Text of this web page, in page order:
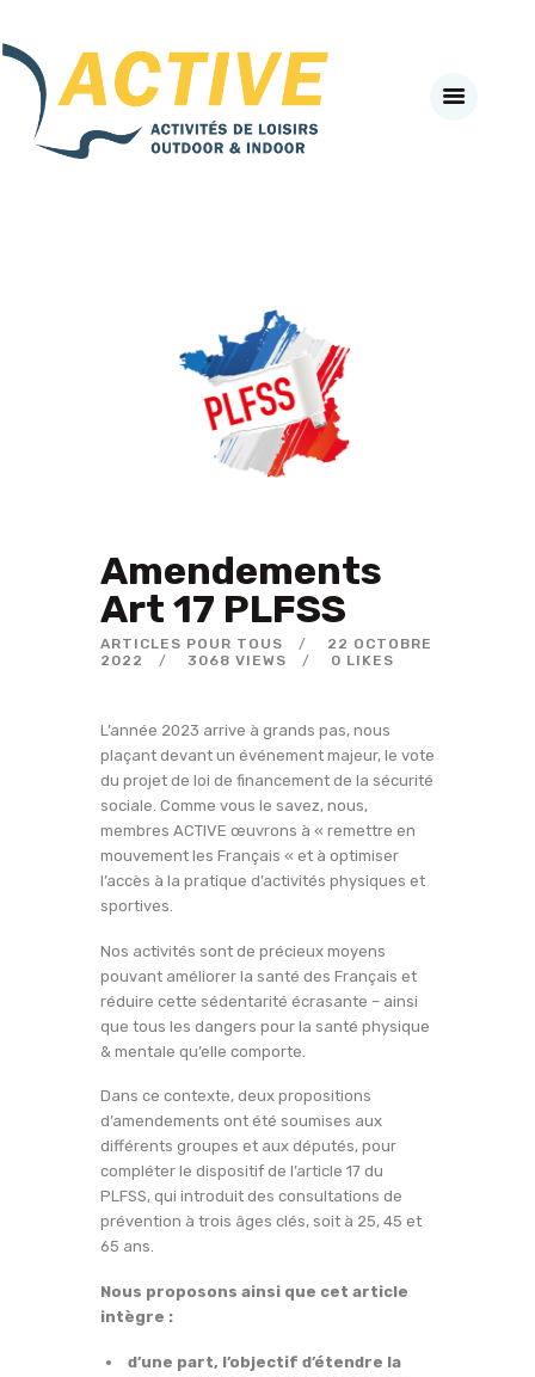
Active-Fneapl
ACTIVITÉS DE PLEIN AIR & INDOOR
ACCUEIL
VADEMECUM
J’ADHÈRE EN LIGNE
SE CONNECTER
Amendements
Art 17 PLFSS
ARTICLES POUR TOUS
22 OCTOBRE
2022
3068 VIEWS 0 LIKES
L’année 2023 arrive à grands pas, nous
plaçant devant un événement majeur, le vote
du projet de loi de financement de la sécurité
sociale. Comme vous le savez, nous,
membres ACTIVE œuvrons à « remettre en
mouvement les Français « et à optimiser
l’accès à la pratique d’activités physiques et
sportives.
Nos activités sont de précieux moyens
pouvant améliorer la santé des Français et
réduire cette sédentarité écrasante – ainsi
que tous les dangers pour la santé physique
& mentale qu’elle comporte.
Dans ce contexte, deux propositions
d’amendements ont été soumises aux
différents groupes et aux députés, pour
compléter le dispositif de l’article 17 du
PLFSS, qui introduit des consultations de
prévention à trois âges clés, soit à 25, 45 et
65 ans.
Nous proposons ainsi que cet article
intègre :
d’une part, l’objectif d’étendre la